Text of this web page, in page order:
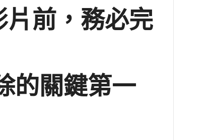
前，務必完
的關鍵第一